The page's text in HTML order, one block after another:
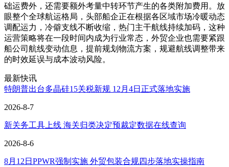
础运费外，还需要额外考量中转环节产生的各类附加费用。放
眼整个全球航运格局，头部船企正在根据各区域市场冷暖动态
调配运力，冷僻支线不断收缩，热门主干航线持续加码，这种
运营策略将在一段时间内成为行业常态，外贸企业也需要紧跟
船公司航线变动信息，提前规划物流方案，规避航线调整带来
的时效延误与成本波动风险。
最新快讯
特朗普出台多晶硅15关税新规 12月4日正式落地实施
2026-8-7
新关务工具上线 海关归类决定预裁定数据在线查询
2026-8-6
8月12日PPWR强制实施 外贸包装合规四步落地实操指南